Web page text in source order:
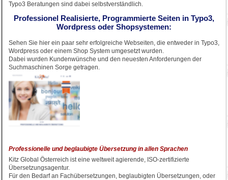
Typo3 Beratungen sind dabei selbstverständlich.
Professionel Realisierte, Programmierte Seiten in Typo3,
Wordpress oder Shopsystemen:
Sehen Sie hier ein paar sehr erfolgreiche Webseiten, die entweder in Typo3,
Wordpress oder einem Shop System umgesetzt wurden.
Dabei wurden Kundenwünsche und den neuesten Anforderungen der
Suchmaschinen Sorge getragen.
Professionelle und beglaubigte Übersetzung in allen Sprachen
Kitz Global Österreich ist eine weltweit agierende, ISO-zertifizierte
Übersetzungsagentur.
Für den Bedarf an Fachübersetzungen, beglaubigten Übersetzungen, oder